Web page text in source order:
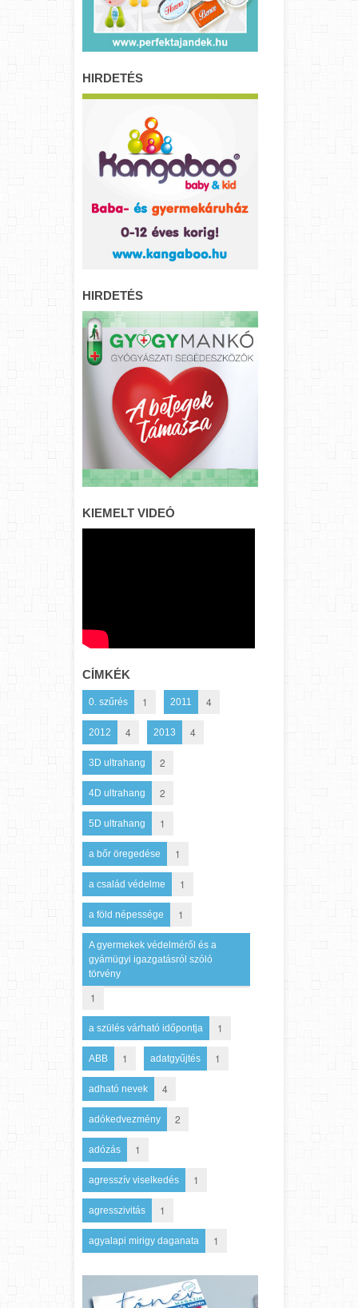
HIRDETÉS
HIRDETÉS
KIEMELT VIDEÓ
CÍMKÉK
0. szűrés 1 2011 4
2012 4 2013 4
3D ultrahang 2
4D ultrahang 2
5D ultrahang 1
a bőr öregedése 1
a család védelme 1
a föld népessége 1
A gyermekek védelméről és a
gyámügyi igazgatásról szóló
törvény
1
a szülés várható időpontja 1
ABB 1 adatgyűjtés 1
adható nevek 4
adókedvezmény 2
adózás 1
agresszív viselkedés 1
agresszivitás 1
agyalapi mirigy daganata 1